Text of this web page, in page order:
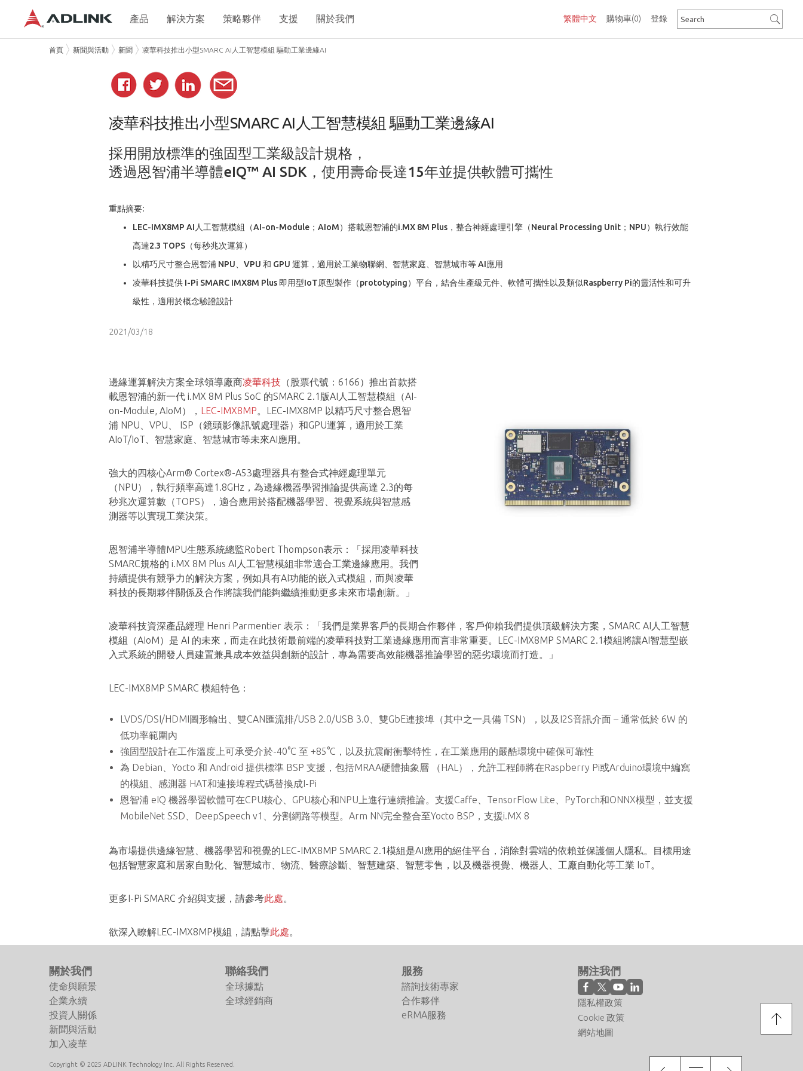
購物車(0)
繁體中文 登錄
產品 解決方案 策略夥伴 支援 關於我們
首頁 新聞與活動 新聞 凌華科技推出小型SMARC AI人工智慧模組 驅動工業邊緣AI
凌華科技推出小型SMARC AI人工智慧模組 驅動工業邊緣AI
採用開放標準的強固型工業級設計規格，
透過恩智浦半導體eIQ™ AI SDK，使用壽命長達15年並提供軟體可攜性
重點摘要:
LEC-IMX8MP AI人工智慧模組（AI-on-Module；AIoM）搭載恩智浦的i.MX 8M Plus，整合神經處理引擎（Neural Processing Unit；NPU）執行效能
高達2.3 TOPS（每秒兆次運算）
以精巧尺寸整合恩智浦 NPU、VPU 和 GPU 運算，適用於工業物聯網、智慧家庭、智慧城市等 AI應用
凌華科技提供 I-Pi SMARC IMX8M Plus 即用型IoT原型製作（prototyping）平台，結合生產級元件、軟體可攜性以及類似Raspberry Pi的靈活性和可升
級性，適用於概念驗證設計
2021/03/18
邊緣運算解決方案全球領導廠商凌華科技 （股票代號：6166）推出首款搭
載恩智浦的新一代 i.MX 8M Plus SoC 的SMARC 2.1版AI人工智慧模組（AI-
on-Module, AIoM）， LEC-IMX8MP。LEC-IMX8MP 以精巧尺寸整合恩智
浦 NPU、VPU、 ISP（鏡頭影像訊號處理器）和GPU運算，適用於工業
AIoT/IoT、智慧家庭、智慧城市等未來AI應用。
強大的四核心Arm® Cortex®-A53處理器具有整合式神經處理單元
（NPU），執行頻率高達1.8GHz，為邊緣機器學習推論提供高達 2.3的每
秒兆次運算數（TOPS），適合應用於搭配機器學習、視覺系統與智慧感
測器等以實現工業決策。
恩智浦半導體MPU生態系統總監Robert Thompson表示：「採用凌華科技
SMARC規格的 i.MX 8M Plus AI人工智慧模組非常適合工業邊緣應用。我們
持續提供有競爭力的解決方案，例如具有AI功能的嵌入式模組，而與凌華
科技的長期夥伴關係及合作將讓我們能夠繼續推動更多未來市場創新。」
凌華科技資深產品經理 Henri Parmentier 表示：「我們是業界客戶的長期合作夥伴，客戶仰賴我們提供頂級解決方案，SMARC AI人工智慧
模組（AIoM）是 AI 的未來，而走在此技術最前端的凌華科技對工業邊緣應用而言非常重要。LEC-IMX8MP SMARC 2.1模組將讓AI智慧型嵌
入式系統的開發人員建置兼具成本效益與創新的設計，專為需要高效能機器推論學習的惡劣環境而打造。」
LEC-IMX8MP SMARC 模組特色：
LVDS/DSI/HDMI圖形輸出、雙CAN匯流排/USB 2.0/USB 3.0、雙GbE連接埠（其中之一具備 TSN），以及I2S音訊介面 – 通常低於 6W 的
低功率範圍內
強固型設計在工作溫度上可承受介於-40°C 至 +85°C，以及抗震耐衝擊特性，在工業應用的嚴酷環境中確保可靠性
為 Debian、Yocto 和 Android 提供標準 BSP 支援，包括MRAA硬體抽象層 （HAL），允許工程師將在Raspberry Pi或Arduino環境中編寫
的模組、感測器 HAT和連接埠程式碼替換成I-Pi
恩智浦 eIQ 機器學習軟體可在CPU核心、GPU核心和NPU上進行連續推論。支援Caffe、TensorFlow Lite、PyTorch和ONNX模型，並支援
MobileNet SSD、DeepSpeech v1、分割網路等模型。Arm NN完全整合至Yocto BSP，支援i.MX 8
為市場提供邊緣智慧、機器學習和視覺的LEC-IMX8MP SMARC 2.1模組是AI應用的絕佳平台，消除對雲端的依賴並保護個人隱私。目標用途
包括智慧家庭和居家自動化、智慧城市、物流、醫療診斷、智慧建築、智慧零售，以及機器視覺、機器人、工廠自動化等工業 IoT。
更多I-Pi SMARC 介紹與支援，請參考此處。
欲深入瞭解LEC-IMX8MP模組，請點擊此處。
關於我們
使命與願景
企業永續
投資人關係
新聞與活動
加入凌華
聯絡我們
全球據點
全球經銷商
服務
諮詢技術專家
合作夥伴
eRMA服務
關注我們
隱私權政策
Cookie 政策
網站地圖
Copyright © 2025 ADLINK Technology Inc. All Rights Reserved.